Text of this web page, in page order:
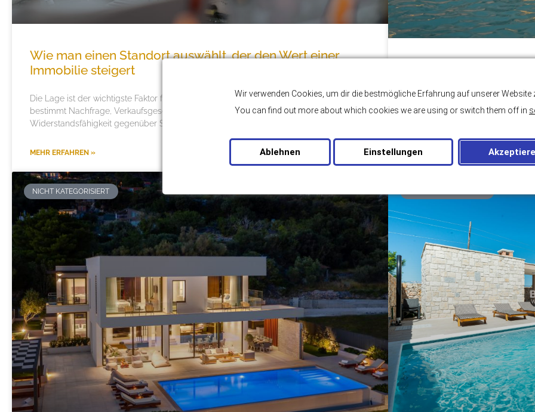
Wie man einen Standort auswählt, der den Wert einer
Immobilie steigert
Die Lage ist der wichtigste Faktor für den langfristigen Wert einer Immobilie : Sie
bestimmt Nachfrage, Verkaufsgeschwindigkeit, Mieteinnahmen und die
Widerstandsfähigkeit gegenüber Schwankungen am
MEHR ERFAHREN »
Eine außergewöhnliche
Funktionalität und Ästhetik
MEHR ERFAHREN »
NICHT KATEGORISIERT
Wir verwenden Cookies, um dir die bestmögliche Erfahrung auf unserer Website
You can find out more about which cookies we are using or switch them off in
Ablehnen Einstellungen